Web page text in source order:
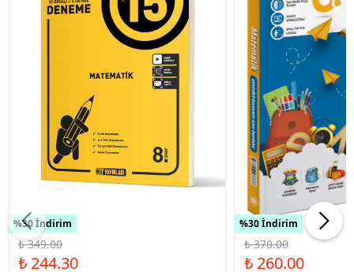
%30 İndirim
₺ 349.00
₺ 244.30
%30 İndirim
₺ 370.00
₺ 260.00